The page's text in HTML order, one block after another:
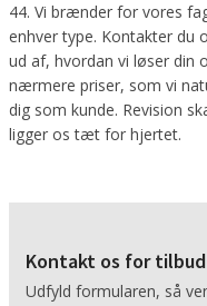
44. Vi brænder for vores
enhver type. Kontakter du
ud af, hvordan vi løser din
nærmere priser, som vi
dig som kunde. Revision
ligger os tæt for hjertet.
Kontakt os for tilbud
Udfyld formularen, så